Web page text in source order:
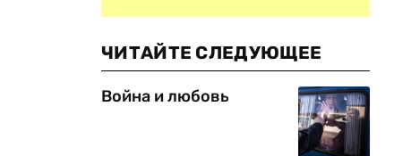
ЧИТАЙТЕ СЛЕДУЮЩЕЕ
Война и любовь